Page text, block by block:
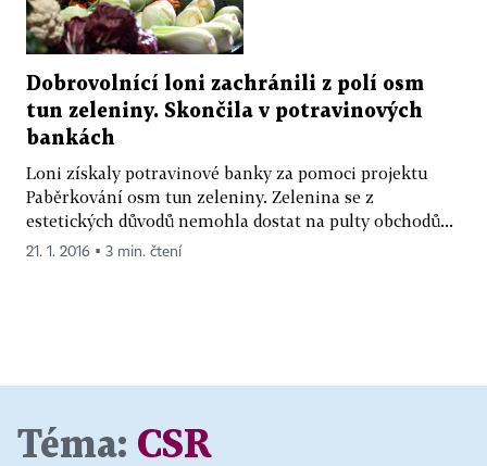
Dobrovolnící loni zachránili z polí osm
tun zeleniny. Skončila v potravinových
bankách
Loni získaly potravinové banky za pomoci projektu
Paběrkování osm tun zeleniny. Zelenina se z
estetických důvodů nemohla dostat na pulty obchodů...
21. 1. 2016 ▪ 3 min. čtení
Téma: CSR